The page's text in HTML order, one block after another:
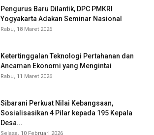
Pengurus Baru Dilantik, DPC PMKRI
Yogyakarta Adakan Seminar Nasional
Rabu, 18 Maret 2026
Ketertinggalan Teknologi Pertahanan dan
Ancaman Ekonomi yang Mengintai
Rabu, 11 Maret 2026
Sibarani Perkuat Nilai Kebangsaan,
Sosialisasikan 4 Pilar kepada 195 Kepala
Desa...
Selasa, 10 Februari 2026